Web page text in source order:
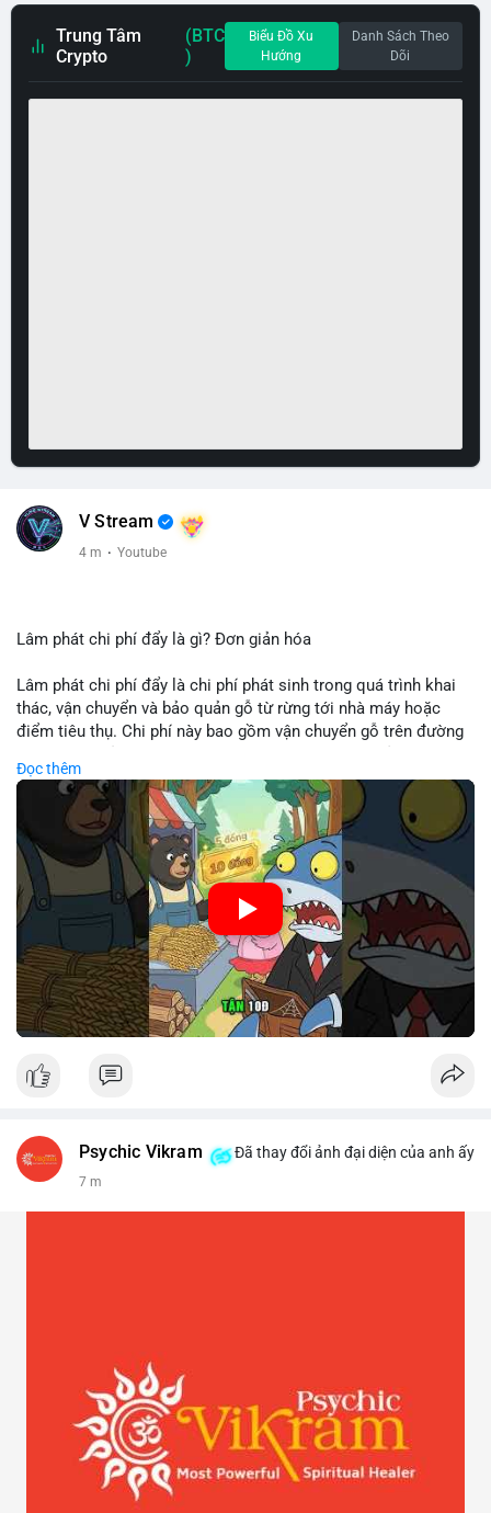
Trung Tâm
Crypto
(BTC
)
Biểu Đồ Xu
Hướng
Danh Sách Theo
Dõi
V Stream
4 m · Youtube
Lâm phát chi phí đẩy là gì? Đơn giản hóa
Lâm phát chi phí đẩy là chi phí phát sinh trong quá trình khai
thác, vận chuyển và bảo quản gỗ từ rừng tới nhà máy hoặc
điểm tiêu thụ. Chi phí này bao gồm vận chuyển gỗ trên đường
điều kiện địa hình. Việc hiểu rõ chi phí đẩy giúp doanh nghiệp
lâm nghiệp tối ưu hoá chuỗi cung ứng và kiểm soát lợi nhuận.
🎥 Xem video trực tiếp tại:
Nguồn: Cú Thông Thái
Đọc thêm
Psychic Vikram Đã thay đổi ảnh đại diện của anh ấy
7 m